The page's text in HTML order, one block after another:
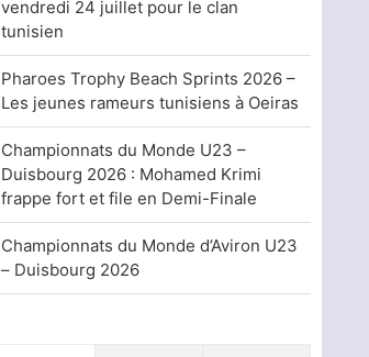
vendredi 24 juillet pour le clan
tunisien
Pharoes Trophy Beach Sprints 2026 –
Les jeunes rameurs tunisiens à Oeiras
Championnats du Monde U23 –
Duisbourg 2026 : Mohamed Krimi
frappe fort et file en Demi-Finale
Championnats du Monde d’Aviron U23
– Duisbourg 2026